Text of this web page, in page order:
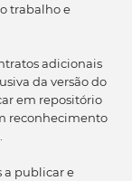
trabalho e
adicionais
da versão do
em repositório
reconhecimento
a publicar e